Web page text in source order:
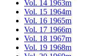
Vol. 14 1963m
Vol. 15 1964m
Vol. 16 1965m
Vol. 17 1966m
Vol. 18 1967m
Vol. 19 1968m